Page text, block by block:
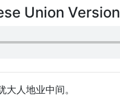
Union Version
人地业中间。